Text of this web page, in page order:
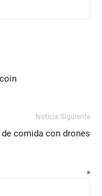
Noticia Siguiente
comida con drones
»